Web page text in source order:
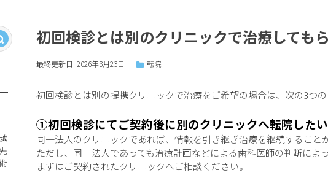
初回検診とは別のクリニックで治療しても
最終更新日: 2026年3月23日 転院
初回検診とは別の提携クリニックで治療をご希望の場合は、次の3つ
①初回検診にてご契約後に別のクリニックへ転院した
同一法人のクリニックであれば、情報を引き継ぎ治療を継続すること
ただし、同一法人であっても治療計画などによる歯科医師の判断によ
まずはご契約されたクリニックへご相談ください。